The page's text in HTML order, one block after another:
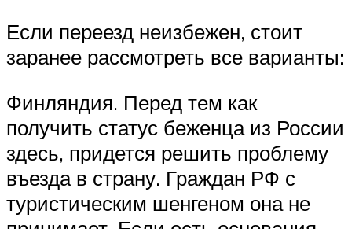
Если переезд неизбежен, стоит
заранее рассмотреть все варианты:
Финляндия. Перед тем как
получить статус беженца из России
здесь, придется решить проблему
въезда в страну. Граждан РФ с
туристическим шенгеном она не